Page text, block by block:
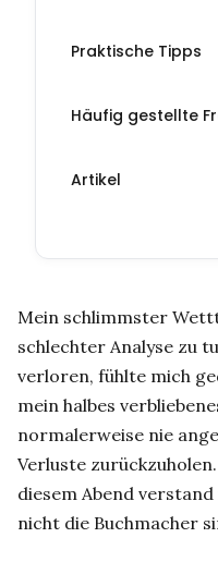
Praktische Tipps
Häufig gestellte
Artikel
Mein schlimmster
schlechter Analyse zu
verloren, fühlte mich
mein halbes
normalerweise nie
Verluste
diesem Abend
nicht die Buchmacher